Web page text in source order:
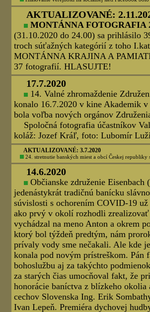
termín Valného zhromaždenia
Štiavnici. Jeho konanie bude
budú zverejnené dodatočne.
súťaže "Montánna fotografia 2021".
pravidlá budú zverejnené v
webe a facebookovom profile
18.4.2021
Viete, že dnes je Medzinárodný deň pamiatok a
Medzinárodnej rady pre pamiatky a sídla (ICOMOS). V
15.4.2021
Vyšlo č.1/2021 časopisu MONTANREVUE.
1.1.2021
Všetko najlepšie do nového roku svojim členom,
cechov Slovenska.
17.12.2020
Oznamujeme sa, že slávnostné
Tadeášovi Peithnerovi, ktoré sa
"lockdownu" odkladá na iný,
na nádvorí Berggerichtu. Text:
koláž: Jozef Kráľ - klikniteTU.
3.12.2020
Zverejnenie oficiálnych výsledkov fotografickej
21.11.2020
Hlasovanie verejnosti na sociálnej sieti Facebook
AKTUALIZOVANÉ:
MONTÁNNA FOTOGRAFIA
(31.10.2020 do 24.00) sa prihlásilo
troch súťažných kategórií z toho
MONTÁNNA KRAJINA A
37 fotografií. HLASUJTE!